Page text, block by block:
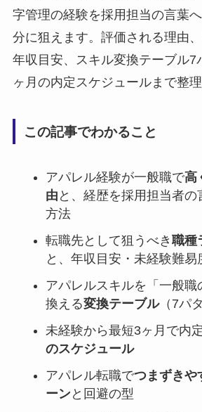
字管理の経験を採用担当の言葉
分に狙えます。評価される理由
年収目安、スキル変換テーブル7
ヶ月の内定スケジュールまで整理
この記事でわかること
アパレル経験が一般職で高
由 と、経歴を採用担当者の
方法
転職先として狙うべき 職種
と、年収目安・未経験難易
アパレルスキルを「一般職
換える変換テーブル（7パ
未経験から最短3ヶ月で内
のスケジュール
アパレル転職でつまずきや
ーンと回避の型